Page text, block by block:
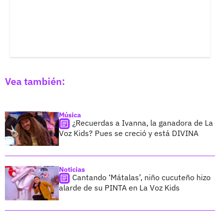
Vea también:
Música
¿Recuerdas a Ivanna, la ganadora de La
Voz Kids? Pues se creció y está DIVINA
Noticias
Cantando ‘Mátalas’, niño cucuteño hizo
alarde de su PINTA en La Voz Kids